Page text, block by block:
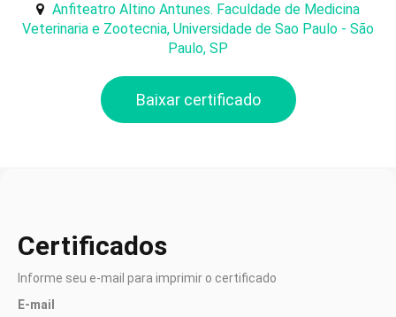
Anfiteatro Altino Antunes. Faculdade de Medicina
Veterinaria e Zootecnia, Universidade de Sao Paulo - São
Paulo, SP
Baixar certificado
Certificados
Informe seu e-mail para imprimir o certificado
E-mail